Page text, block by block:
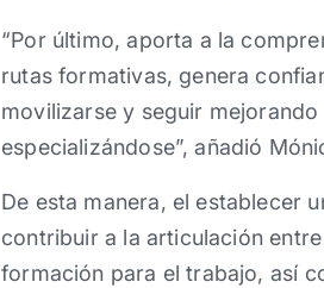
“Por último, aporta a la
rutas formativas, genera
movilizarse y seguir
especializándose”, añadió
De esta manera, el establecer
contribuir a la articulación
formación para el trabajo, así